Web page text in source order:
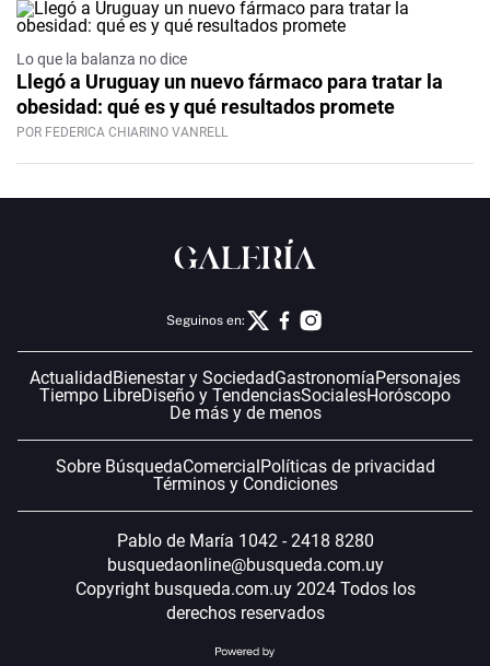
Lo que la balanza no dice
Llegó a Uruguay un nuevo fármaco para tratar la
obesidad: qué es y qué resultados promete
POR FEDERICA CHIARINO VANRELL
Seguinos en:
Actualidad Bienestar y SociedadGastronomíaPersonajes
Tiempo LibreDiseño y TendenciasSocialesHoróscopo
De más y de menos
Sobre BúsquedaComercial Políticas de privacidad
Términos y Condiciones
Pablo de María 1042 - 2418 8280
busquedaonline@busqueda.com.uy
Copyright busqueda.com.uy 2024 Todos los
derechos reservados